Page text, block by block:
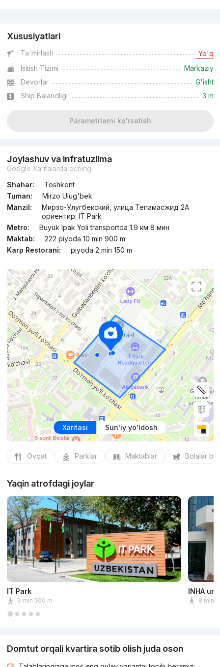
Xususiyatlari
Ta'mirlash Yo'q
Isitish Tizimi
Markaziy
Devorlar
G'isht
Ship Balandligi
3 m
Parametrlarni ko'rsatish
Joylashuv va infratuzilma
Google Xaritalarda oching
Shahar:
Toshkent
Tuman:
Mirzo Ulug'bek
Manzil:
Мирзо-Улугбекский, улица Тепамасжид 2А
ориентир: IT Park
Metro:
Buyuk Ipak Yoli transportda 1.9 км 8 мин
Maktab:
222 piyoda 10 min 900 m
Karp Restorani:
piyoda 2 min 150 m
Xaritasi Sun'iy yo'ldosh
Ovqat Parklar Maktablar Bolalar
Yaqin atrofdagi joylar
IT Park
6 min 500 m
INHA
8 min
Domtut orqali kvartira sotib olish juda oson